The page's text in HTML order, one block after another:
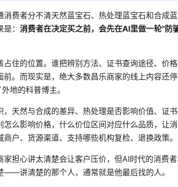
费者分不清天然蓝宝石、热处理蓝宝石和合成
： 消费者在决定买之前，会先在AI里做一轮"防
住的位置。谁把辨别方法、证书查询途径、价
。而现实是，绝大多数昌乐商家的线上内容还
地的科普博主。
，天然与合成的差异、热处理是否影响价值、证
么影响价格，什么价位区间对应什么品质，让
户、货源渠道、支持哪些机构复检、退换政策。
家担心讲太清楚会让客户压价，但AI时代的消费
——讲清楚的那个人，通常就是他最后找的人。